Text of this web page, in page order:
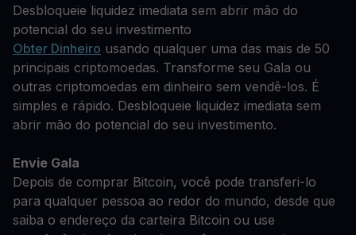
Desbloqueie liquidez imediata sem abrir mão do
potencial do seu investimento
Obter Dinheiro usando qualquer uma das mais de 50
principais criptomoedas. Transforme seu Gala ou
outras criptomoedas em dinheiro sem vendê-los. É
simples e rápido. Desbloqueie liquidez imediata sem
abrir mão do potencial do seu investimento.
Envie Gala
Depois de comprar Bitcoin, você pode transferi-lo
para qualquer pessoa ao redor do mundo, desde que
saiba o endereço da carteira Bitcoin ou use